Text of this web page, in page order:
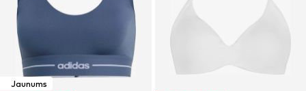
Jaunums